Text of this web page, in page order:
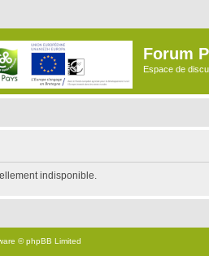
Forum
Espace de
indisponible.
© phpBB Limited